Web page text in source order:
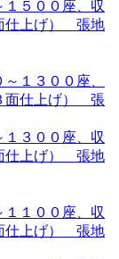
５００座、収
仕上げ） 張地
３００座、収
仕上げ） 張地